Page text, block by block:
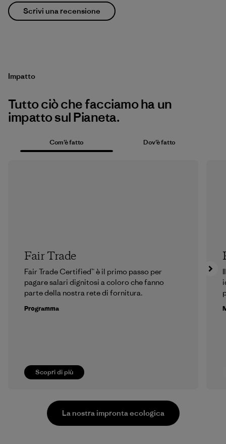
Scrivi una recensione
Impatto
Tutto ciò che facciamo ha un
impatto sul Pianeta.
Com’è fatto Dov’è fatto
Scopri di più
Fair Trade
Fair Trade Certified™ è il primo passo per
pagare salari dignitosi a coloro che fanno
parte della nostra rete di fornitura.
Programma
La nostra impronta ecologica